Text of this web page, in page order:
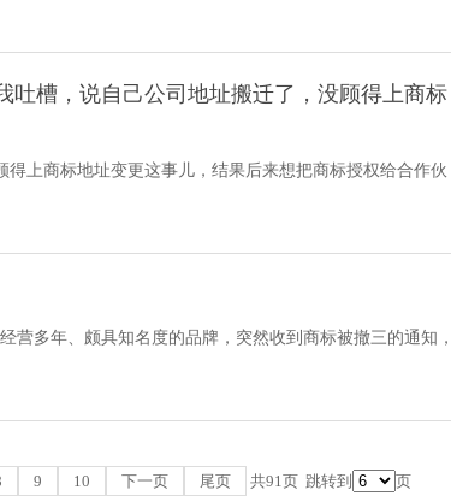
槽，说自己公司地址搬迁了，没顾得上商标
上商标地址变更这事儿，结果后来想把商标授权给合作伙
营多年、颇具知名度的品牌，突然收到商标被撤三的通知，
9 10 下一页 尾页 共91页 跳转到 页